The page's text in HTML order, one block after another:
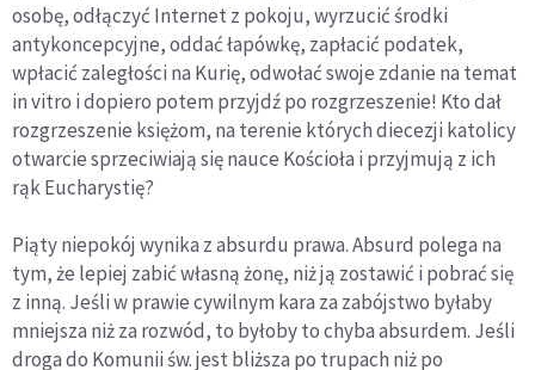
osobę, odłączyć Internet z pokoju, wyrzucić środki
antykoncepcyjne, oddać łapówkę, zapłacić podatek,
wpłacić zaległości na Kurię, odwołać swoje zdanie na temat
in vitro i dopiero potem przyjdź po rozgrzeszenie! Kto dał
rozgrzeszenie księżom, na terenie których diecezji katolicy
otwarcie sprzeciwiają się nauce Kościoła i przyjmują z ich
rąk Eucharystię?
Piąty niepokój wynika z absurdu prawa. Absurd polega na
tym, że lepiej zabić własną żonę, niż ją zostawić i pobrać się
z inną. Jeśli w prawie cywilnym kara za zabójstwo byłaby
mniejsza niż za rozwód, to byłoby to chyba absurdem. Jeśli
droga do Komunii św. jest bliższa po trupach niż po